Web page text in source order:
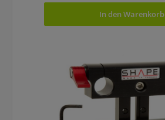
In den Warenkorb